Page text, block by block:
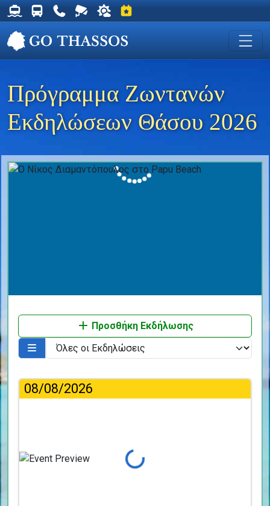
Δρομολόγια Φέρυ για Θάσο
Δρομολόγια Λεωφορείων Θάσου
Χρήσιμα Τηλέφωνα
Ζωντανή Κάμερα στη Χρυσή Ακτή
Ο καιρός στη Θάσο
Εκδηλώσεις στη Θάσο
Πρόγραμμα Ζωντανών
Εκδηλώσεων Θάσου 2026
Προσθήκη Εκδήλωσης
08/08/2026
Φόρτωση...